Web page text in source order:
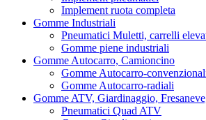
Implement ruota completa
Gomme Industriali
Pneumatici Muletti, carrelli
Gomme piene industriali
Gomme Autocarro, Camioncino
Gomme Autocarro-
Gomme Autocarro-radiali
Gomme ATV, Giardinaggio,
Pneumatici Quad ATV